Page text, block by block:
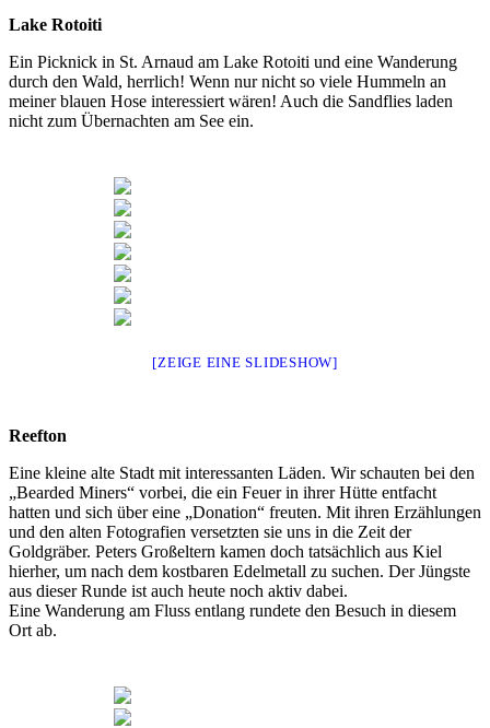
Lake Rotoiti
Ein Picknick in St. Arnaud am Lake Rotoiti und eine Wanderung
durch den Wald, herrlich! Wenn nur nicht so viele Hummeln an
meiner blauen Hose interessiert wären! Auch die Sandflies laden
nicht zum Übernachten am See ein.
[ZEIGE EINE SLIDESHOW]
Reefton
Eine kleine alte Stadt mit interessanten Läden. Wir schauten bei den
„Bearded Miners“ vorbei, die ein Feuer in ihrer Hütte entfacht
hatten und sich über eine „Donation“ freuten. Mit ihren Erzählungen
und den alten Fotografien versetzten sie uns in die Zeit der
Goldgräber. Peters Großeltern kamen doch tatsächlich aus Kiel
hierher, um nach dem kostbaren Edelmetall zu suchen. Der Jüngste
aus dieser Runde ist auch heute noch aktiv dabei.
Eine Wanderung am Fluss entlang rundete den Besuch in diesem
Ort ab.